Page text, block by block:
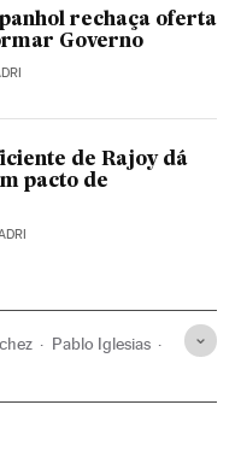
rechaça oferta
Governo
de Rajoy dá
pacto de
Pablo Iglesias